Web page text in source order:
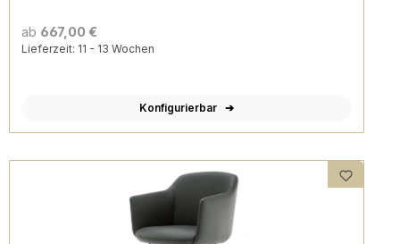
ab 667,00 €
Lieferzeit: 11 - 13 Wochen
Konfigurierbar